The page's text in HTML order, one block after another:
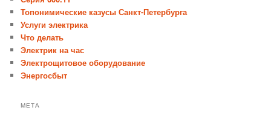
Топонимические казусы Санкт-Петербурга
Услуги электрика
Что делать
Электрик на час
Электрощитовое оборудование
Энергосбыт
МЕТА